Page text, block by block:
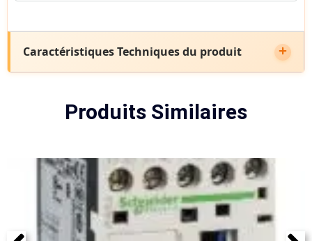
Caractéristiques Techniques du produit
Produits Similaires